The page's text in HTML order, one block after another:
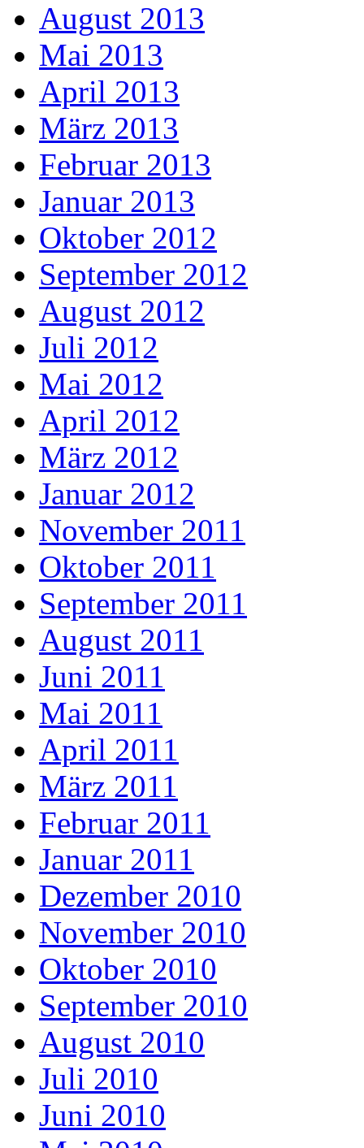
August 2013
Mai 2013
April 2013
März 2013
Februar 2013
Januar 2013
Oktober 2012
September 2012
August 2012
Juli 2012
Mai 2012
April 2012
März 2012
Januar 2012
November 2011
Oktober 2011
September 2011
August 2011
Juni 2011
Mai 2011
April 2011
März 2011
Februar 2011
Januar 2011
Dezember 2010
November 2010
Oktober 2010
September 2010
August 2010
Juli 2010
Juni 2010